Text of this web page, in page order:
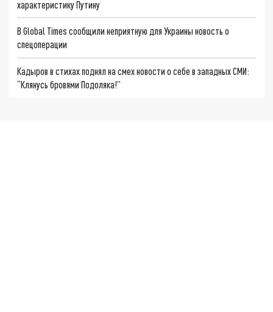
характеристику Путину
В Global Times сообщили неприятную для Украины новость о
спецоперации
Кадыров в стихах поднял на смех новости о себе в западных СМИ:
“Клянусь бровями Подоляка!”